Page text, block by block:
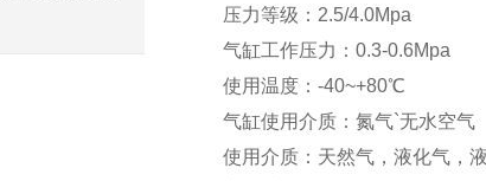
压力等级：2.5/4.0Mpa
气缸工作压力：0.3-0.6Mpa
使用温度：-40~+80℃
气缸使用介质：氮气`无水空气
使用介质：天然气，液化气，